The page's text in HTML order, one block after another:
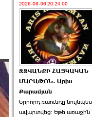
2026-06-06 20:24:00
ԶԶՎԱՆՔԻ ՀԱՅԿԱԿԱՆ
ՄԱՐԱԹՈՆ. Արիս
Քարամյան
Երրորդ ռաունդը նույնպես
ավարտվեց։ Եթե առաջին